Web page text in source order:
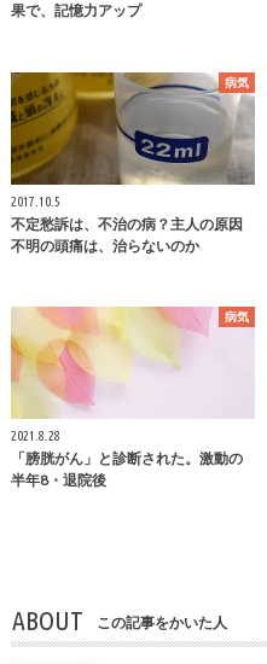
果で、記憶力アップ
病気
2017.10.5
不定愁訴は、不治の病？主人の原因
不明の頭痛は、治らないのか
病気
2021.8.28
「膀胱がん」と診断された。激動の
半年8・退院後
ABOUT この記事をかいた人